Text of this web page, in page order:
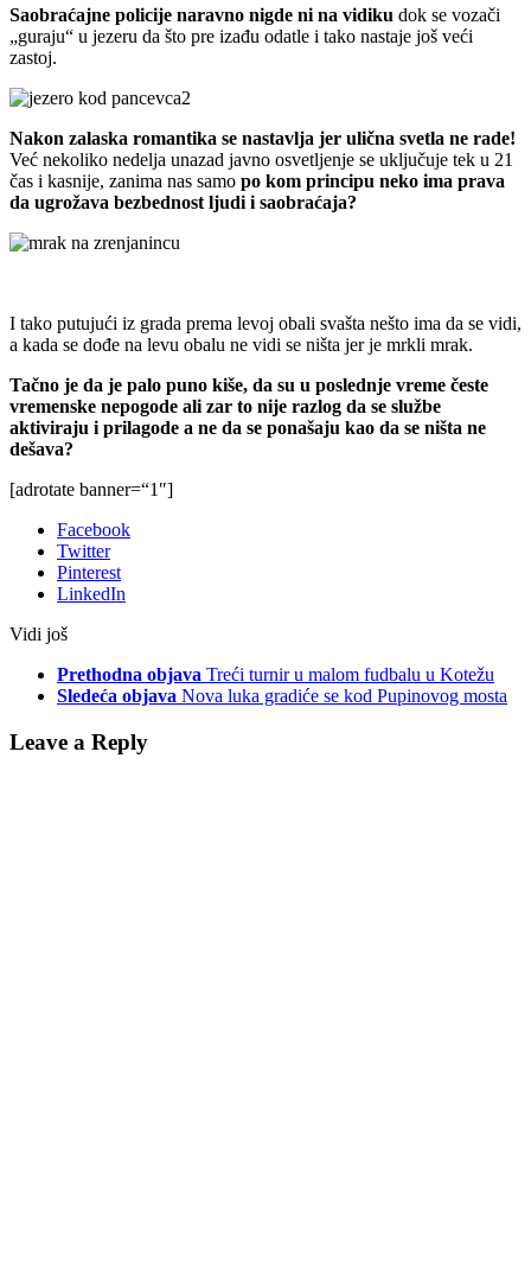
Saobraćajne policije naravno nigde ni na vidiku dok se vozači
„guraju“ u jezeru da što pre izađu odatle i tako nastaje još veći
zastoj.
Nakon zalaska romantika se nastavlja jer ulična svetla ne rade!
Već nekoliko nedelja unazad javno osvetljenje se uključuje tek u 21
čas i kasnije, zanima nas samo po kom principu neko ima prava
da ugrožava bezbednost ljudi i saobraćaja?
I tako putujući iz grada prema levoj obali svašta nešto ima da se vidi,
a kada se dođe na levu obalu ne vidi se ništa jer je mrkli mrak.
Tačno je da je palo puno kiše, da su u poslednje vreme česte
vremenske nepogode ali zar to nije razlog da se službe
aktiviraju i prilagode a ne da se ponašaju kao da se ništa ne
dešava?
[adrotate banner=“1″]
Facebook
Twitter
Pinterest
LinkedIn
Vidi još
Prethodna objava Treći turnir u malom fudbalu u Kotežu
Sledeća objava Nova luka gradiće se kod Pupinovog mosta
Leave a Reply